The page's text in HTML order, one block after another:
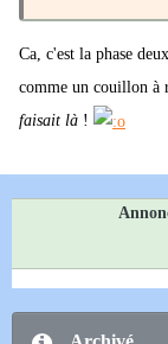
Ca, c'est la phase
comme un couillon à
faisait là !